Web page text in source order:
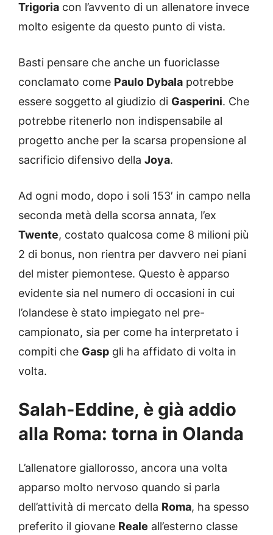
Trigoria con l’avvento di un allenatore invece
molto esigente da questo punto di vista.
Basti pensare che anche un fuoriclasse
conclamato come Paulo Dybala potrebbe
essere soggetto al giudizio di Gasperini. Che
potrebbe ritenerlo non indispensabile al
progetto anche per la scarsa propensione al
sacrificio difensivo della Joya.
Ad ogni modo, dopo i soli 153′ in campo nella
seconda metà della scorsa annata, l’ex
Twente, costato qualcosa come 8 milioni più
2 di bonus, non rientra per davvero nei piani
del mister piemontese. Questo è apparso
evidente sia nel numero di occasioni in cui
l’olandese è stato impiegato nel pre-
campionato, sia per come ha interpretato i
compiti che Gasp gli ha affidato di volta in
volta.
Salah-Eddine, è già addio
alla Roma: torna in Olanda
L’allenatore giallorosso, ancora una volta
apparso molto nervoso quando si parla
dell’attività di mercato della Roma, ha spesso
preferito il giovane Reale all’esterno classe